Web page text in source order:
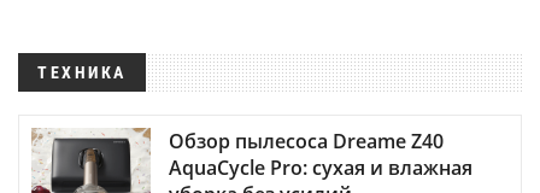
ТЕХНИКА
Обзор пылесоса Dreame Z40
AquaCycle Pro: сухая и влажная